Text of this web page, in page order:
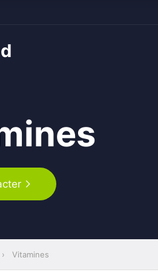
› Vitamines